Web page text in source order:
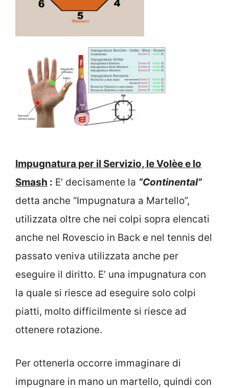
Impugnatura per il Servizio, le Volèe e lo
Smash : E’ decisamente la “Continental”
detta anche “Impugnatura a Martello”,
utilizzata oltre che nei colpi sopra elencati
anche nel Rovescio in Back e nel tennis del
passato veniva utilizzata anche per
eseguire il diritto. E’ una impugnatura con
la quale si riesce ad eseguire solo colpi
piatti, molto difficilmente si riesce ad
ottenere rotazione.
Per ottenerla occorre immaginare di
impugnare in mano un martello, quindi con